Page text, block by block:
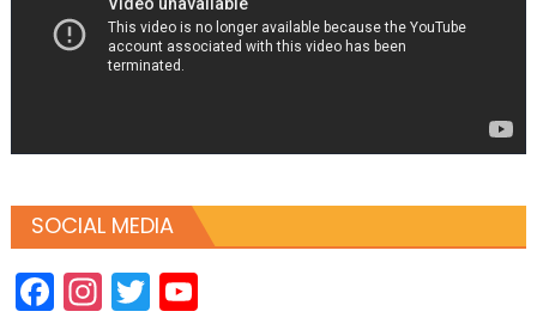
SOCIAL MEDIA
Facebook
Instagram
TwitterYouTube